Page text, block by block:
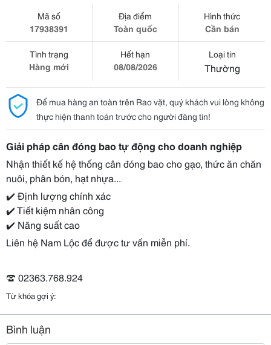
Mã số
17938391
Địa điểm
Toàn quốc
Hình thức
Cần bán
Tình trạng
Hàng mới
Hết hạn
08/08/2026
Loại tin
Thường
Để mua hàng an toàn trên Rao vặt, quý khách vui lòng không
thực hiện thanh toán trước cho người đăng tin!
Giải pháp cân đóng bao tự động cho doanh nghiệp
Nhận thiết kế hệ thống cân đóng bao cho gạo, thức ăn chăn
nuôi, phân bón, hạt nhựa...
✔️ Định lượng chính xác
✔️ Tiết kiệm nhân công
✔️ Năng suất cao
Liên hệ Nam Lộc để được tư vấn miễn phí.
☎️ 02363.768.924
Từ khóa gợi ý:
Bình luận